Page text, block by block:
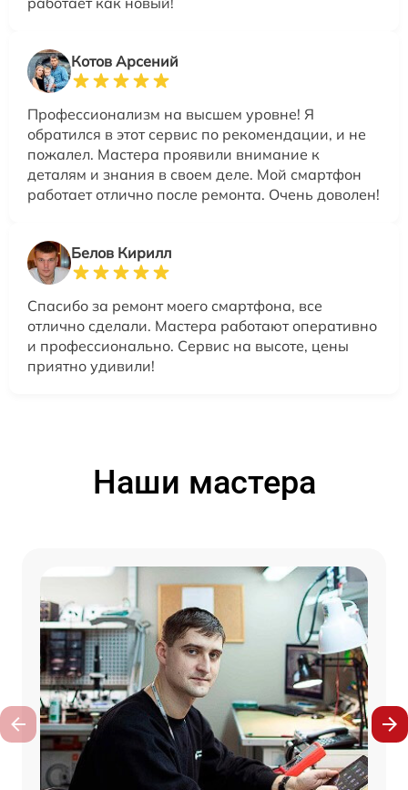
Котов Арсений
Профессионализм на высшем уровне! Я
обратился в этот сервис по рекомендации, и не
пожалел. Мастера проявили внимание к
деталям и знания в своем деле. Мой смартфон
работает отлично после ремонта. Очень доволен!
Белов Кирилл
Спасибо за ремонт моего смартфона, все
отлично сделали. Мастера работают оперативно
и профессионально. Сервис на высоте, цены
приятно удивили!
Наши мастера